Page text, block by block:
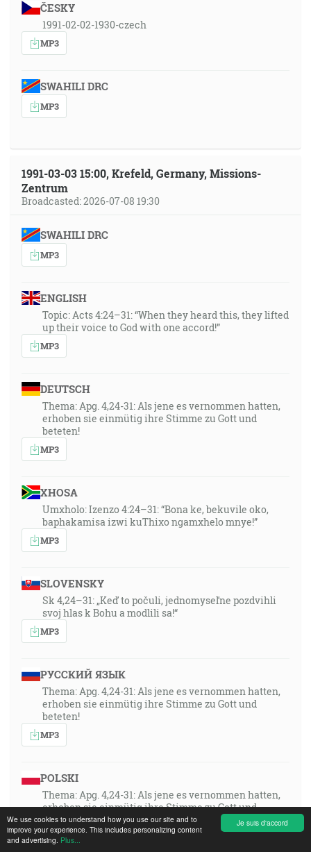
Je suis d'accord
We use cookies to understand how you use our site and to
improve your experience. This includes personalizing content
and advertising. Plus...
ČESKY
1991-02-02-1930-czech
MP3
SWAHILI DRC
MP3
1991-03-03 15:00, Krefeld, Germany, Missions-
Zentrum
Broadcasted: 2026-07-08 19:30
SWAHILI DRC
MP3
ENGLISH
Topic: Acts 4:24–31: “When they heard this, they lifted
up their voice to God with one accord!”
MP3
DEUTSCH
Thema: Apg. 4,24-31: Als jene es vernommen hatten,
erhoben sie einmütig ihre Stimme zu Gott und
beteten!
MP3
XHOSA
Umxholo: Izenzo 4:24–31: “Bona ke, bekuvile oko,
baphakamisa izwi kuThixo ngamxhelo mnye!”
MP3
SLOVENSKY
Sk 4,24–31: „Keď to počuli, jednomyseľne pozdvihli
svoj hlas k Bohu a modlili sa!“
MP3
РУССКИЙ ЯЗЫК
Thema: Apg. 4,24-31: Als jene es vernommen hatten,
erhoben sie einmütig ihre Stimme zu Gott und
beteten!
MP3
POLSKI
Thema: Apg. 4,24-31: Als jene es vernommen hatten,
erhoben sie einmütig ihre Stimme zu Gott und
beteten!
MP3